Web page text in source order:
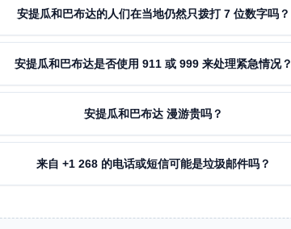
安提瓜和巴布达的人们在当地仍然只拨打 7 位数字吗？
安提瓜和巴布达是否使用 911 或 999 来处理紧急情况？
安提瓜和巴布达 漫游贵吗？
来自 +1 268 的电话或短信可能是垃圾邮件吗？